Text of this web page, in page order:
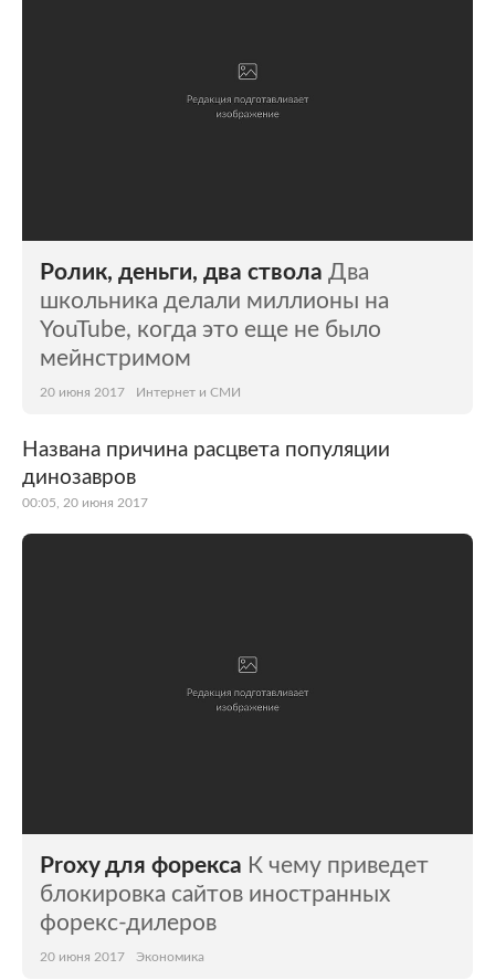
Ролик, деньги, два ствола Два
школьника делали миллионы на
YouTube, когда это еще не было
мейнстримом
20 июня 2017 Интернет и СМИ
Названа причина расцвета популяции
динозавров
00:05, 20 июня 2017
Proxy для форекса К чему приведет
блокировка сайтов иностранных
форекс-дилеров
20 июня 2017 Экономика